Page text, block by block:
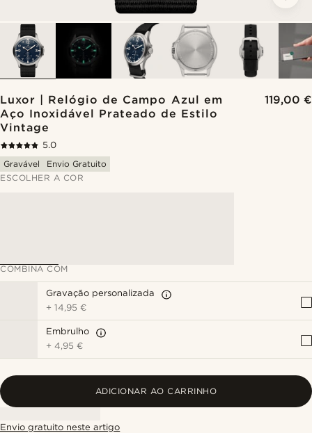
Luxor | Relógio de Campo Azul em
Aço Inoxidável Prateado de Estilo
Vintage
119,00 €
5.0
Gravável
Envio Gratuito
ESCOLHER A COR
COMBINA COM
Gravação personalizada
+14,95 €
Embrulho
+4,95 €
ADICIONAR AO CARRINHO
Envio gratuito neste artigo